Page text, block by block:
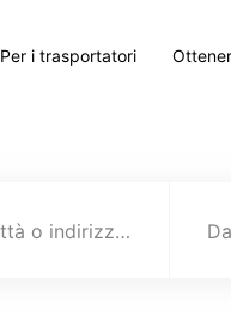
Per i trasportatori
Destinazione (città o indirizzo)